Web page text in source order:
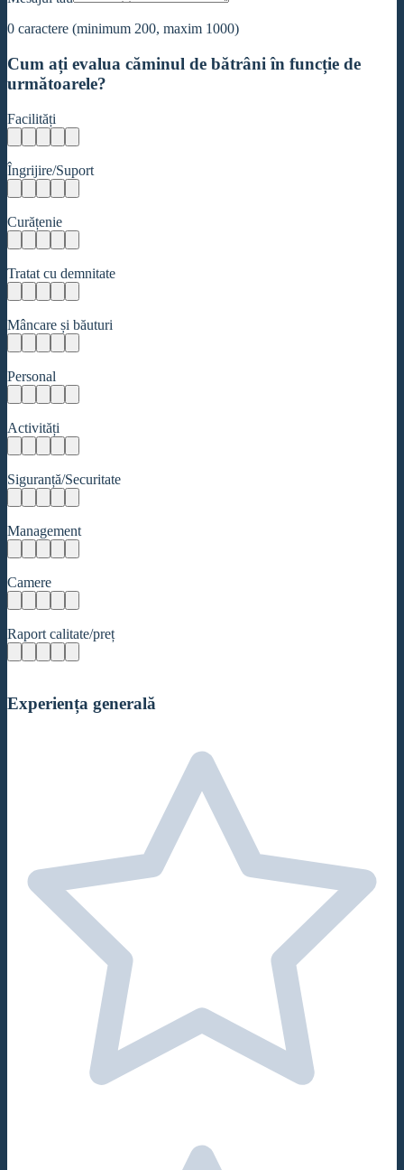
0 caractere (minimum 200, maxim 1000)
Cum ați evalua căminul de bătrâni în funcție de
următoarele?
Facilități
Îngrijire/Suport
Curățenie
Tratat cu demnitate
Mâncare și băuturi
Personal
Activități
Siguranță/Securitate
Management
Camere
Raport calitate/preț
Experiența generală